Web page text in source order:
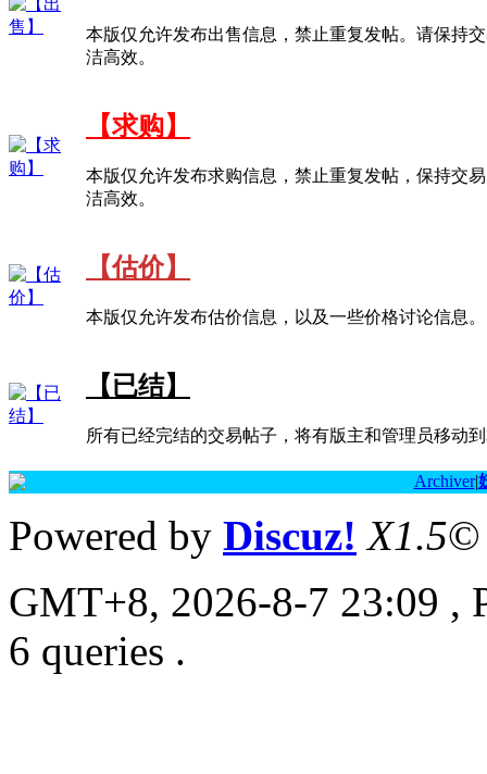
本版仅允许发布出售信息，禁止重复发帖。请保持
洁高效。
【求购】
本版仅允许发布求购信息，禁止重复发帖，保持交
洁高效。
【估价】
本版仅允许发布估价信息，以及一些价格讨论信息。
【已结】
所有已经完结的交易帖子，将有版主和管理员移动
Archiver|
Powered by Discuz! X1.5©
GMT+8, 2026-8-7 23:09 ,
6 queries .